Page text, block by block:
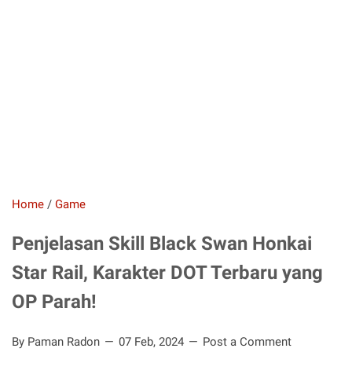
Home / Game
Penjelasan Skill Black Swan Honkai
Star Rail, Karakter DOT Terbaru yang
OP Parah!
By Paman Radon 07 Feb, 2024 Post a Comment